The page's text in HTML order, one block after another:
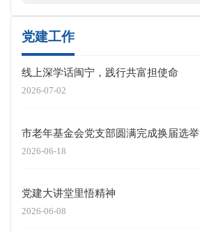
党建工作
线上深学话闽宁，践行共富担使命
2026-07-02
市老年基金会党支部圆满完成换届选举
2026-06-18
党建大讲堂里悟精神
2026-06-08